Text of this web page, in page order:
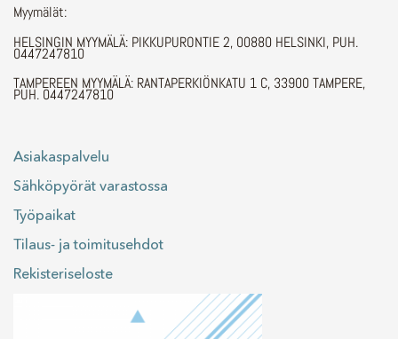
Myymälät:
HELSINGIN MYYMÄLÄ: PIKKUPURONTIE 2, 00880 HELSINKI, PUH.
0447247810
TAMPEREEN MYYMÄLÄ: RANTAPERKIÖNKATU 1 C, 33900 TAMPERE,
PUH. 0447247810
Asiakaspalvelu
Sähköpyörät varastossa
Työpaikat
Tilaus- ja toimitusehdot
Rekisteriseloste